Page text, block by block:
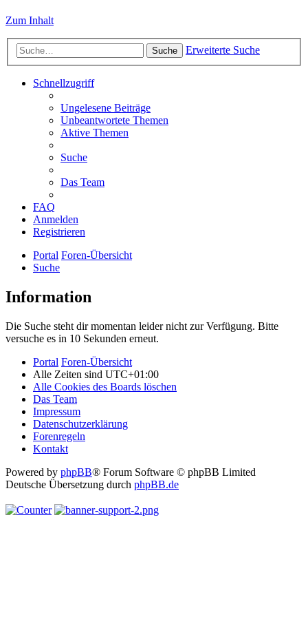
Zum Inhalt
Suche Erweiterte Suche
Schnellzugriff
Ungelesene Beiträge
Unbeantwortete Themen
Aktive Themen
Suche
Das Team
FAQ
Anmelden
Registrieren
Portal Foren-Übersicht
Suche
Information
Die Suche steht dir momentan leider nicht zur Verfügung. Bitte
versuche es in 10 Sekunden erneut.
Portal Foren-Übersicht
Alle Zeiten sind UTC+01:00
Alle Cookies des Boards löschen
Das Team
Impressum
Datenschutzerklärung
Forenregeln
Kontakt
Powered by phpBB® Forum Software © phpBB Limited
Deutsche Übersetzung durch phpBB.de